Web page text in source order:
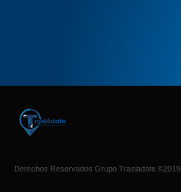
Derechos Reservados Grupo Trasladate ©2019